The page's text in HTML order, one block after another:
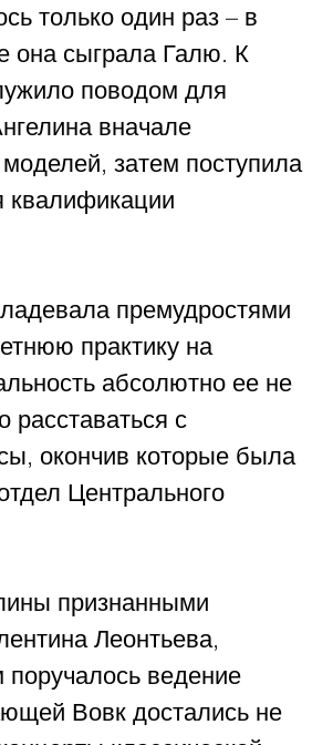
только один раз – в
она сыграла Галю. К
поводом для
вначале
затем поступила
квалификации
премудростями
практику на
абсолютно ее не
расставаться с
окончив которые была
Центрального
признанными
Леонтьева,
ведение
Вовк достались не